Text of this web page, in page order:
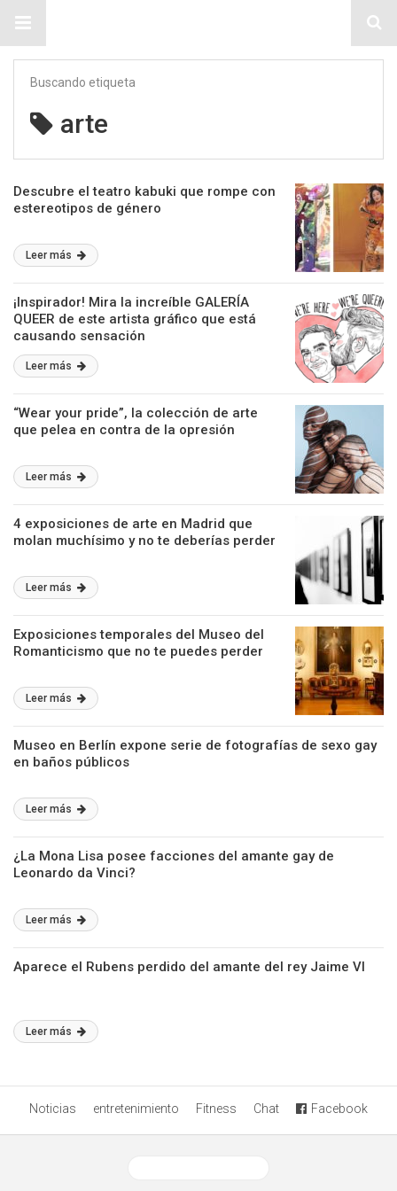
Buscando etiqueta
arte
Descubre el teatro kabuki que rompe con
estereotipos de género
Leer más
¡Inspirador! Mira la increíble GALERÍA
QUEER de este artista gráfico que está
causando sensación
Leer más
“Wear your pride”, la colección de arte
que pelea en contra de la opresión
Leer más
4 exposiciones de arte en Madrid que
molan muchísimo y no te deberías perder
Leer más
Exposiciones temporales del Museo del
Romanticismo que no te puedes perder
Leer más
Museo en Berlín expone serie de fotografías de sexo gay
en baños públicos
Leer más
¿La Mona Lisa posee facciones del amante gay de
Leonardo da Vinci?
Leer más
Aparece el Rubens perdido del amante del rey Jaime VI
Leer más
Noticias entretenimiento Fitness Chat Facebook